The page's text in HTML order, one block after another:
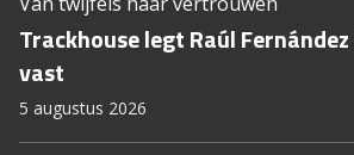
Trackhouse legt Raúl
vast
5 augustus 2026